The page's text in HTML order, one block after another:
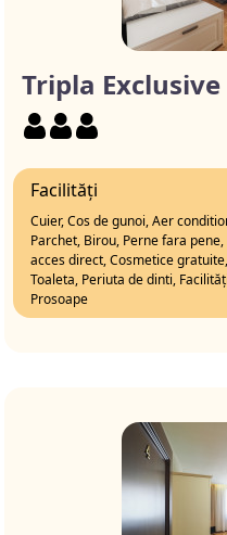
Tripla Exclusive
Facilități
Cuier, Cos de gunoi, Aer
Parchet, Birou, Perne fara
acces direct, Cosmetice
Toaleta, Periuta de dinti,
Prosoape